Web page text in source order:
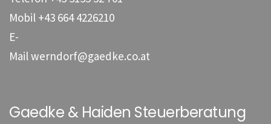
Mobil +43 664 4226210
E-
Mail werndorf@gaedke.co.at
Gaedke & Haiden Steuerberatung